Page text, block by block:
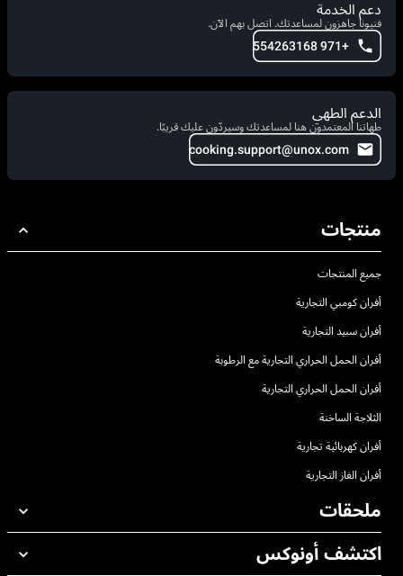
دعم الخدمة
فنيونا جاهزون لمساعدتك. اتصل بهم الآن.
+971 554263168
الدعم الطهي
طهاتنا المعتمدون هنا لمساعدتك وسيردّون عليك قريبًا.
cooking.support@unox.com
منتجات
جميع المنتجات
أفران كومبي التجارية
أفران سبيد التجارية
أفران الحمل الحراري التجارية مع الرطوبة
أفران الحمل الحراري التجارية
الثلاجة الساخنة
أفران كهربائية تجارية
أفران الغاز التجارية
ملحقات
جميع الملحقات
اكتشف أونوكس